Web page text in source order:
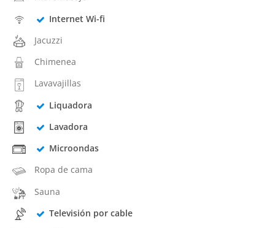
Internet Wi-fi
Jacuzzi
Chimenea
Lavavajillas
Liquadora
Lavadora
Microondas
Ropa de cama
Sauna
Televisión por cable